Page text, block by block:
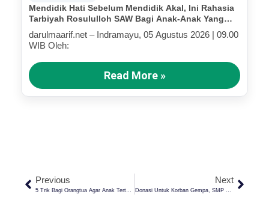
Mendidik Hati Sebelum Mendidik Akal, Ini Rahasia
Tarbiyah Rosululloh SAW Bagi Anak-Anak Yang
Terluka (Bagian III)
darulmaarif.net – Indramayu, 05 Agustus 2026 | 09.00
WIB Oleh:
Read More »
Previous
5 Trik Bagi Orangtua Agar Anak Tertarik Menjadi Santri
Next
Donasi Untuk Korban Gempa, SMP NU Pontren Darul Ma’arif Peduli Bencana